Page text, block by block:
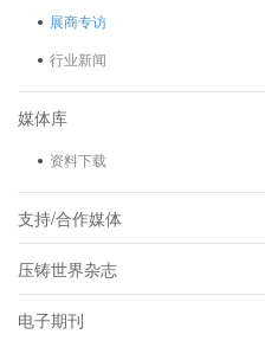
展商专访
行业新闻
媒体库
资料下载
支持/合作媒体
压铸世界杂志
电子期刊